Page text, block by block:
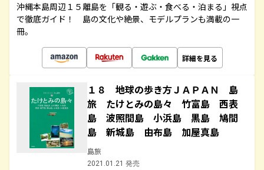
沖縄本島周辺１５離島を「観る・遊ぶ・食べる・泊まる」視点
で徹底ガイド！ 島の文化や絶景、モデルプランも満載の一
冊。
詳細を見る
１８ 地球の歩き方ＪＡＰＡＮ 島
旅 たけとみの島々 竹富島 西表
島 波照間島 小浜島 黒島 鳩間
島 新城島 由布島 加屋真島
島旅
2021.01.21 発売